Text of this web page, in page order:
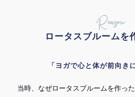
Reason
ロータスブルームを
「ヨガで心と体が前向き
当時、なぜロータスブルームを作っ